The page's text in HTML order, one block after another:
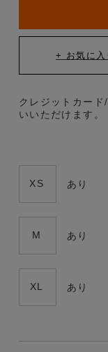
XS あり
M あり
XL あり
クレジットカー
いいただけます。